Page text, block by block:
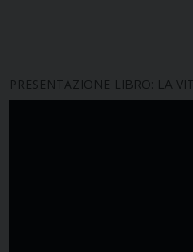
PRESENTAZIONE LIBRO: LA